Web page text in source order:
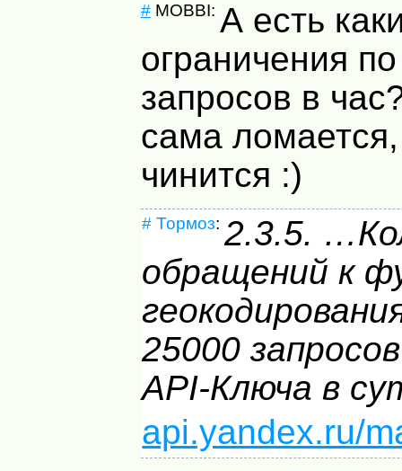
#MOBBI: А есть
ограничения
запросов в
сама
чинится :)
# Тормоз: 2.3.5.
обращений к
25000
API-Ключа в
api.yandex.ru/